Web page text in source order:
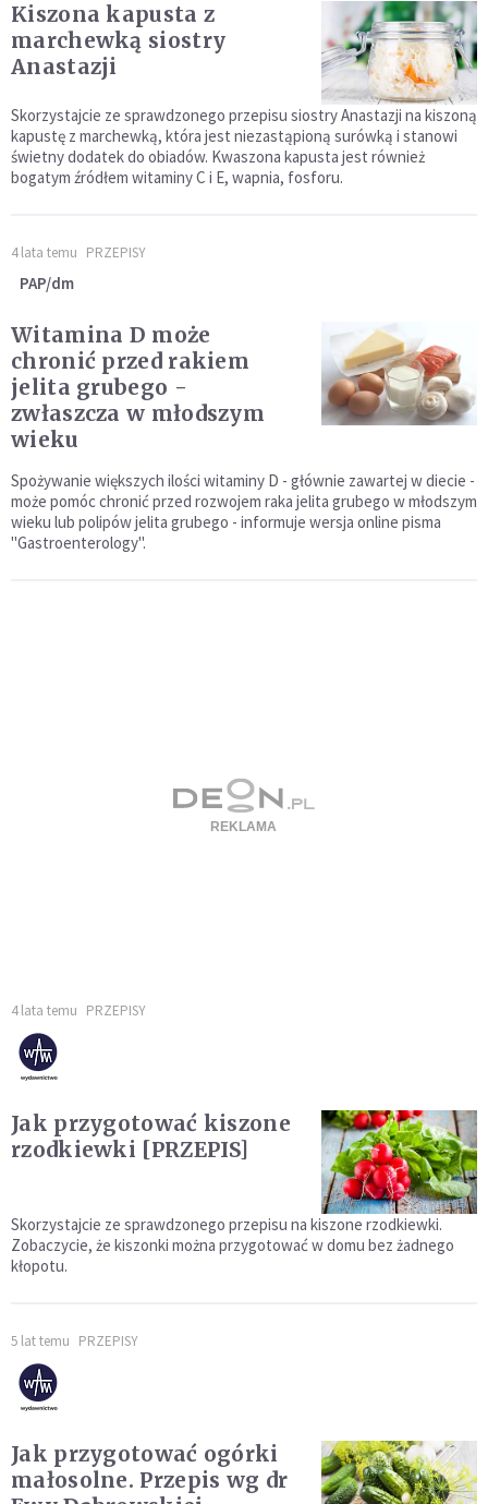
Kiszona kapusta z
marchewką siostry
Anastazji
Skorzystajcie ze sprawdzonego przepisu siostry Anastazji na kiszoną
kapustę z marchewką, która jest niezastąpioną surówką i stanowi
świetny dodatek do obiadów. Kwaszona kapusta jest również
bogatym źródłem witaminy C i E, wapnia, fosforu.
4 lata temu PRZEPISY
PAP/dm
Witamina D może
chronić przed rakiem
jelita grubego -
zwłaszcza w młodszym
wieku
Spożywanie większych ilości witaminy D - głównie zawartej w diecie -
może pomóc chronić przed rozwojem raka jelita grubego w młodszym
wieku lub polipów jelita grubego - informuje wersja online pisma
"Gastroenterology".
4 lata temu PRZEPISY
Jak przygotować kiszone
rzodkiewki [PRZEPIS]
Skorzystajcie ze sprawdzonego przepisu na kiszone rzodkiewki.
Zobaczycie, że kiszonki można przygotować w domu bez żadnego
kłopotu.
5 lat temu PRZEPISY
Jak przygotować ogórki
małosolne. Przepis wg dr